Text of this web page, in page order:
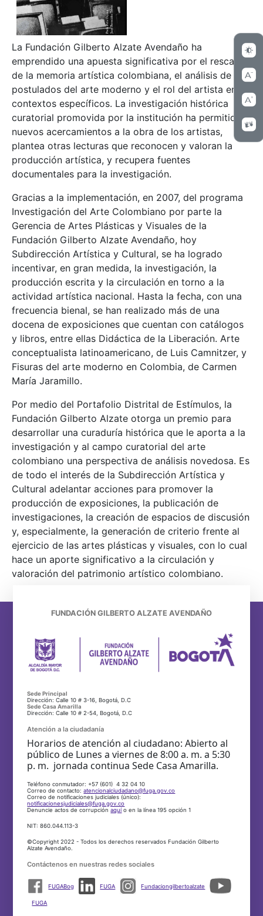
La Fundación Gilberto Alzate Avendaño ha
emprendido una apuesta significativa por el rescate
de la memoria artística colombiana, el análisis de los
postulados del arte moderno y el rol del artista en
contextos específicos. La investigación histórica
curatorial promovida por la institución ha permitido
nuevos acercamientos a la obra de los artistas,
plantea otras lecturas que reconocen y valoran la
producción artística, y recupera fuentes
documentales para la investigación.
Gracias a la implementación, en 2007, del programa
Investigación del Arte Colombiano por parte la
Gerencia de Artes Plásticas y Visuales de la
Fundación Gilberto Alzate Avendaño, hoy
Subdirección Artística y Cultural, se ha logrado
incentivar, en gran medida, la investigación, la
producción escrita y la circulación en torno a la
actividad artística nacional. Hasta la fecha, con una
frecuencia bienal, se han realizado más de una
docena de exposiciones que cuentan con catálogos
y libros, entre ellas Didáctica de la Liberación. Arte
conceptualista latinoamericano, de Luis Camnitzer, y
Fisuras del arte moderno en Colombia, de Carmen
María Jaramillo.
Por medio del Portafolio Distrital de Estímulos, la
Fundación Gilberto Alzate otorga un premio para
desarrollar una curaduría histórica que le aporta a la
investigación y al campo curatorial del arte
colombiano una perspectiva de análisis novedosa. Es
de todo el interés de la Subdirección Artística y
Cultural adelantar acciones para promover la
producción de exposiciones, la publicación de
investigaciones, la creación de espacios de discusión
y, especialmente, la generación de criterio frente al
ejercicio de las artes plásticas y visuales, con lo cual
hace un aporte significativo a la circulación y
valoración del patrimonio artístico colombiano.
FUNDACIÓN GILBERTO ALZATE AVENDAÑO
Sede Principal
Dirección: Calle 10 # 3-16, Bogotá, D.C
Sede Casa Amarilla
Dirección: Calle 10 # 2-54, Bogotá, D.C
Atención a la ciudadanía
Horarios de atención al ciudadano: Abierto al
público de Lunes a viernes de 8:00 a. m. a 5:30
p. m. jornada continua Sede Casa Amarilla.
Teléfono conmutador: +57 (601) 4 32 04 10
Correo de contacto:atencionalciudadano@fuga.gov.co
Correo de notificaciones judiciales (único):
notificacionesjudiciales@fuga.gov.co
Denuncie actos de corrupciónaquío en la línea 195 opción 1
NIT: 860.044.113-3
©Copyright 2022 - Todos los derechos reservados Fundación Gilberto
Alzate Avendaño.
Contáctenos en nuestras redes sociales
FUGABog FUGA Fundaciongilbertoalzate
FUGA